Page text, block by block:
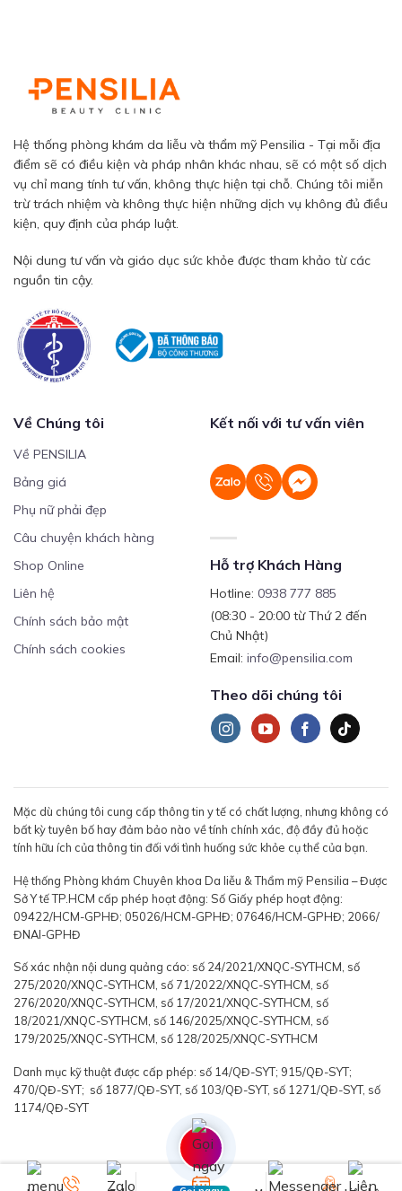
Hệ thống phòng khám da liễu và thẩm mỹ Pensilia - Tại mỗi địa
điểm sẽ có điều kiện và pháp nhân khác nhau, sẽ có một số dịch
vụ chỉ mang tính tư vấn, không thực hiện tại chỗ. Chúng tôi miễn
trừ trách nhiệm và không thực hiện những dịch vụ không đủ điều
kiện, quy định của pháp luật.
Nội dung tư vấn và giáo dục sức khỏe được tham khảo từ các
nguồn tin cậy.
Về Chúng tôi
Về PENSILIA
Bảng giá
Phụ nữ phải đẹp
Câu chuyện khách hàng
Shop Online
Liên hệ
Chính sách bảo mật
Chính sách cookies
Kết nối với tư vấn viên
Hỗ trợ Khách Hàng
Hotline: 0938 777 885
(08:30 - 20:00 từ Thứ 2 đến
Chủ Nhật)
Email: info@pensilia.com
Theo dõi chúng tôi
Mặc dù chúng tôi cung cấp thông tin y tế có chất lượng, nhưng không có
bất kỳ tuyên bố hay đảm bảo nào về tính chính xác, độ đầy đủ hoặc
tính hữu ích của thông tin đối với tình huống sức khỏe cụ thể của bạn.
Hệ thống Phòng khám Chuyên khoa Da liễu & Thẩm mỹ Pensilia – Được
Sở Y tế TP.HCM cấp phép hoạt động: Số Giấy phép hoạt động:
09422/HCM-GPHĐ; 05026/HCM-GPHĐ; 07646/HCM-GPHĐ; 2066/
ĐNAI-GPHĐ
Số xác nhận nội dung quảng cáo: số 24/2021/XNQC-SYTHCM, số
275/2020/XNQC-SYTHCM, số 71/2022/XNQC-SYTHCM, số
276/2020/XNQC-SYTHCM, số 17/2021/XNQC-SYTHCM, số
18/2021/XNQC-SYTHCM, số 146/2025/XNQC-SYTHCM, số
179/2025/XNQC-SYTHCM, số 128/2025/XNQC-SYTHCM
Danh mục kỹ thuật được cấp phép: số 14/QĐ-SYT; 915/QĐ-SYT;
470/QĐ-SYT; số 1877/QĐ-SYT, số 103/QĐ-SYT, số 1271/QĐ-SYT, số
1174/QĐ-SYT